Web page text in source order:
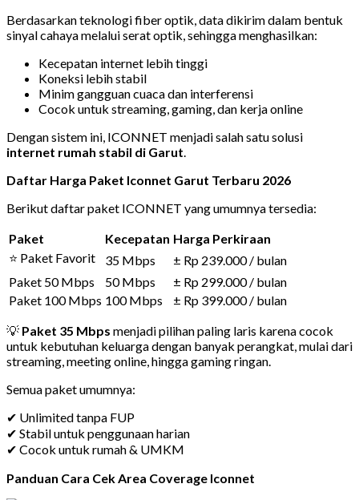
Berdasarkan teknologi fiber optik, data dikirim dalam bentuk
sinyal cahaya melalui serat optik, sehingga menghasilkan:
Kecepatan internet lebih tinggi
Koneksi lebih stabil
Minim gangguan cuaca dan interferensi
Cocok untuk streaming, gaming, dan kerja online
Dengan sistem ini, ICONNET menjadi salah satu solusi
internet rumah stabil di Garut.
Daftar Harga Paket Iconnet Garut Terbaru 2026
Berikut daftar paket ICONNET yang umumnya tersedia:
Paket
Kecepatan Harga Perkiraan
⭐ Paket Favorit
35 Mbps
± Rp 239.000 / bulan
Paket 50 Mbps
50 Mbps
± Rp 299.000 / bulan
Paket 100 Mbps 100 Mbps
± Rp 399.000 / bulan
💡 Paket 35 Mbps menjadi pilihan paling laris karena cocok
untuk kebutuhan keluarga dengan banyak perangkat, mulai dari
streaming, meeting online, hingga gaming ringan.
Semua paket umumnya:
✔ Unlimited tanpa FUP
✔ Stabil untuk penggunaan harian
✔ Cocok untuk rumah & UMKM
Panduan Cara Cek Area Coverage Iconnet